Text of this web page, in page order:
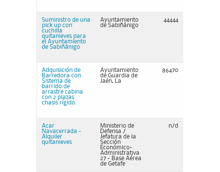
Suministro de una
pick up con
cuchilla
quitanieves para
el Ayuntamiento
de Sabiñánigo
Ayuntamiento
de Sabiñánigo
44444
Adquisición de
Barredora con
Sistema de
barrido de
arrastre cabina
con 2 plazas
chasis rígido.
Ayuntamiento
de Guardia de
Jaén, La
86470
Acar
Navacerrada -
Alquiler
quitanieves
Ministerio de
Defensa /
Jefatura de la
Sección
Económico-
Administrativa
27 - Base Aérea
de Getafe
n/d